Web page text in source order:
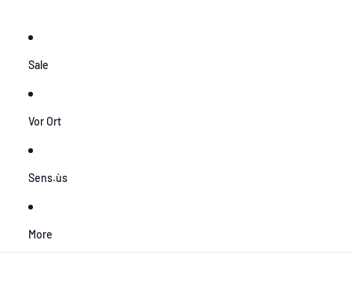
Sale
Vor Ort
Sens.ùs
More
Zu Produktinformationen springen